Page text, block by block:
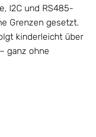
I2C und RS485-
Grenzen gesetzt.
kinderleicht über
ganz ohne